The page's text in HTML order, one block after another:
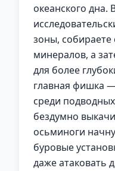
океанского дна.
зоны,
минералов, а
для более
главная фишка
среди
бездумно
осьминоги
буровые
даже атаковать